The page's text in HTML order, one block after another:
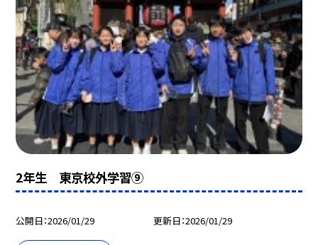
2年生 東京校外学習⑨
公開日 2026/01/29 更新日 2026/01/29